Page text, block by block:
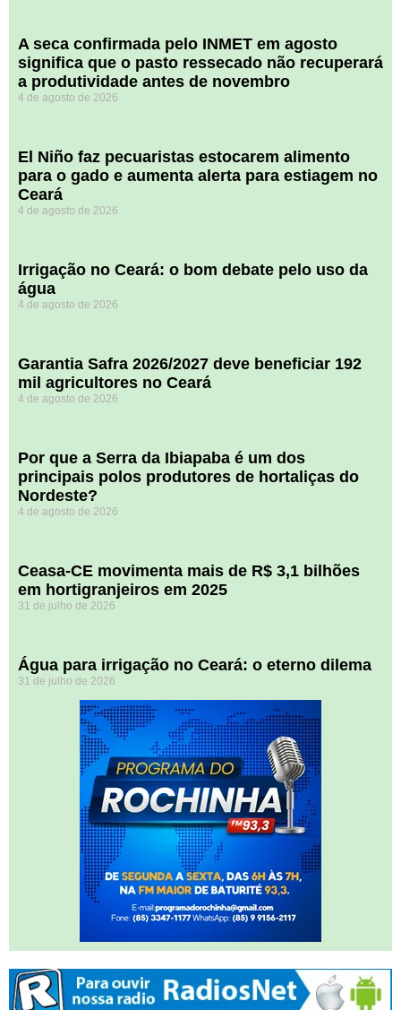
A seca confirmada pelo INMET em agosto
significa que o pasto ressecado não recuperará
a produtividade antes de novembro
4 de agosto de 2026
El Niño faz pecuaristas estocarem alimento
para o gado e aumenta alerta para estiagem no
Ceará
4 de agosto de 2026
Irrigação no Ceará: o bom debate pelo uso da
água
4 de agosto de 2026
Garantia Safra 2026/2027 deve beneficiar 192
mil agricultores no Ceará
4 de agosto de 2026
Por que a Serra da Ibiapaba é um dos
principais polos produtores de hortaliças do
Nordeste?
4 de agosto de 2026
Ceasa-CE movimenta mais de R$ 3,1 bilhões
em hortigranjeiros em 2025
31 de julho de 2026
Água para irrigação no Ceará: o eterno dilema
31 de julho de 2026